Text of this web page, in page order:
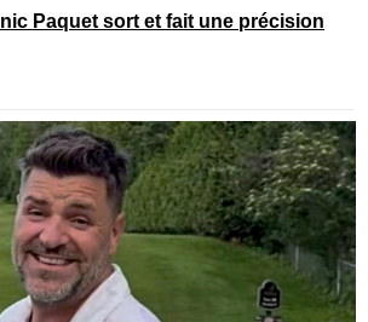
Paquet sort et fait une précision